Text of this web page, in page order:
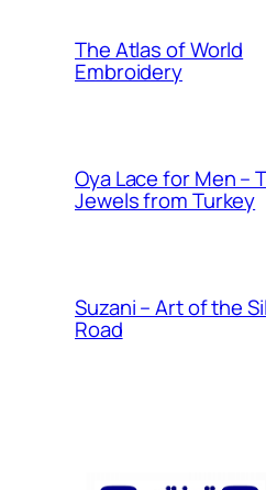
The Atlas of World
Embroidery
Oya Lace for Men –
Jewels from Turkey
Suzani – Art of the
Road